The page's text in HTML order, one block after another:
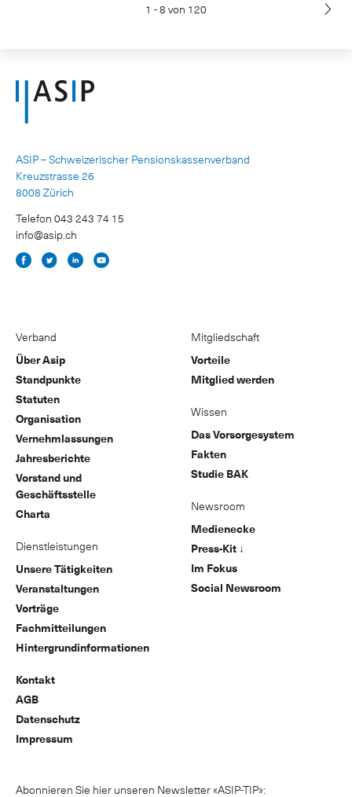
1 - 8 von 120
ASIP – Schweizerischer Pensionskassenverband
Kreuzstrasse 26
8008 Zürich
Telefon 043 243 74 15
info@asip.ch
Verband
Über Asip
Standpunkte
Statuten
Organisation
Vernehmlassungen
Jahresberichte
Vorstand und
Geschäftsstelle
Charta
Dienstleistungen
Unsere Tätigkeiten
Veranstaltungen
Vorträge
Fachmitteilungen
Hintergrundinformationen
Mitgliedschaft
Vorteile
Mitglied werden
Wissen
Das Vorsorgesystem
Fakten
Studie BAK
Newsroom
Medienecke
Press-Kit ↓
Im Fokus
Social Newsroom
Kontakt
AGB
Datenschutz
Impressum
Abonnieren Sie hier unseren Newsletter «ASIP-TIP»: